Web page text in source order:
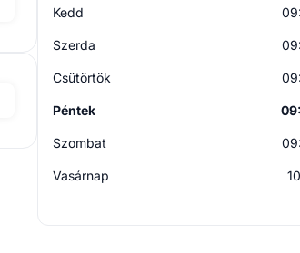
Kedd
Szerda
Csütörtök
Péntek
Szombat
Vasárnap